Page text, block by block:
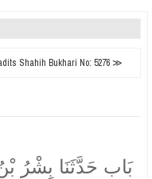
Shahih Bukhari No: 5276 ≫
بَاب حَدَّثَنَا بِشْرُ